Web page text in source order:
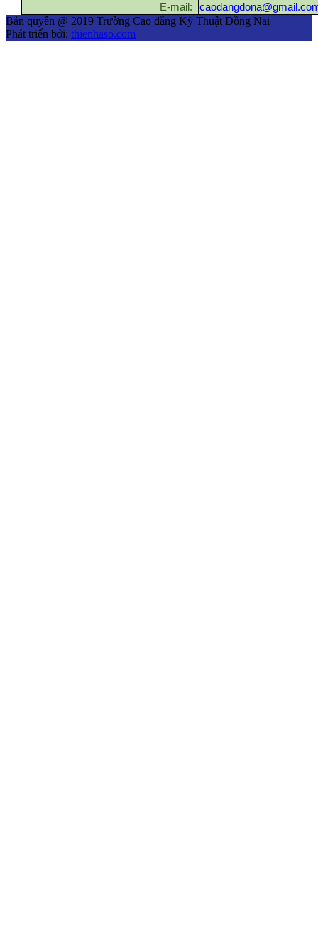
E-mail:
Bản quyền @ 2019 Trường Cao đẳng Kỹ Thuật Đồng Nai
Phát triển bởi: thienhaso.com